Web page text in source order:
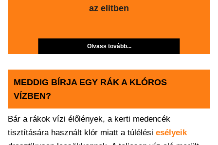
az elitben
Olvass tovább...
MEDDIG BÍRJA EGY RÁK A KLÓROS
VÍZBEN?
Bár a rákok vízi élőlények, a kerti medencék
tisztítására használt klór miatt a túlélési esélyeik